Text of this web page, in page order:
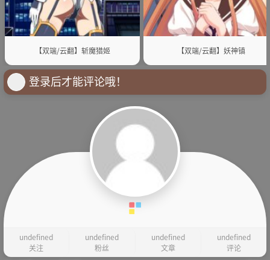
【双端/云翻】斩魔猎姬 【双端/云翻】妖神镇
登录后才能评论哦！
undefined
关注
undefined
粉丝
undefined
文章
undefined
评论